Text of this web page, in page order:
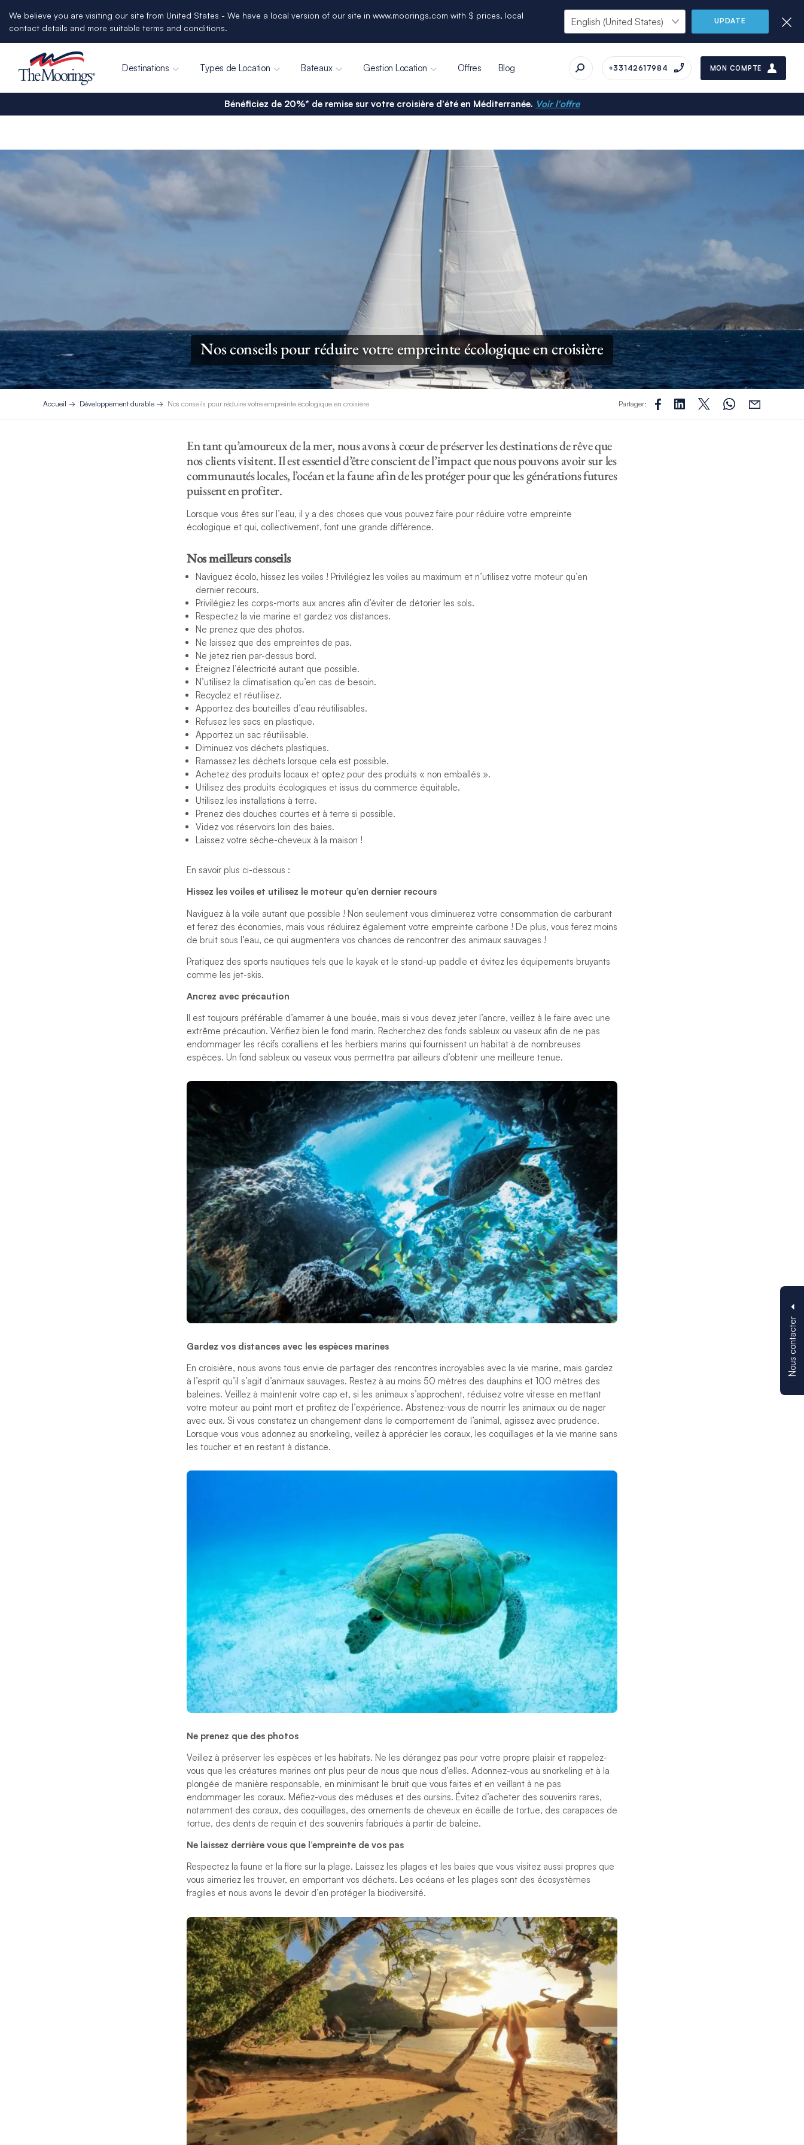
We believe you are visiting our site from United States - We have a local version of our site in www.moorings.com with $ prices, local
contact details and more suitable terms and conditions.
UPDATE
Destinations Types de Location Bateaux Gestion Location Offres Blog +33142617984 MON COMPTE
Nous contacter
Bénéficiez de 20%* de remise sur votre croisière d'été en Méditerranée. Voir l'offre
Nos conseils pour réduire votre empreinte écologique en croisière
Accueil Développement durable Nos conseils pour réduire votre empreinte écologique en croisière Partager:
En tant qu’amoureux de la mer, nous avons à cœur de préserver les destinations de rêve que
nos clients visitent. Il est essentiel d’être conscient de l’impact que nous pouvons avoir sur les
communautés locales, l’océan et la faune afin de les protéger pour que les générations futures
puissent en profiter.
Lorsque vous êtes sur l’eau, il y a des choses que vous pouvez faire pour réduire votre empreinte
écologique et qui, collectivement, font une grande différence.
Nos meilleurs conseils
Naviguez écolo, hissez les voiles ! Privilégiez les voiles au maximum et n’utilisez votre moteur qu’en
dernier recours.
Privilégiez les corps-morts aux ancres afin d’éviter de détorier les sols.
Respectez la vie marine et gardez vos distances.
Ne prenez que des photos.
Ne laissez que des empreintes de pas.
Ne jetez rien par-dessus bord.
Éteignez l’électricité autant que possible.
N’utilisez la climatisation qu’en cas de besoin.
Recyclez et réutilisez.
Apportez des bouteilles d’eau réutilisables.
Refusez les sacs en plastique.
Apportez un sac réutilisable.
Diminuez vos déchets plastiques.
Ramassez les déchets lorsque cela est possible.
Achetez des produits locaux et optez pour des produits « non emballés ».
Utilisez des produits écologiques et issus du commerce équitable.
Utilisez les installations à terre.
Prenez des douches courtes et à terre si possible.
Videz vos réservoirs loin des baies.
Laissez votre sèche-cheveux à la maison !
En savoir plus ci-dessous :
Hissez les voiles et utilisez le moteur qu’en dernier recours
Naviguez à la voile autant que possible ! Non seulement vous diminuerez votre consommation de carburant
et ferez des économies, mais vous réduirez également votre empreinte carbone ! De plus, vous ferez moins
de bruit sous l’eau, ce qui augmentera vos chances de rencontrer des animaux sauvages !
Pratiquez des sports nautiques tels que le kayak et le stand-up paddle et évitez les équipements bruyants
comme les jet-skis.
Ancrez avec précaution
Il est toujours préférable d’amarrer à une bouée, mais si vous devez jeter l’ancre, veillez à le faire avec une
extrême précaution. Vérifiez bien le fond marin. Recherchez des fonds sableux ou vaseux afin de ne pas
endommager les récifs coralliens et les herbiers marins qui fournissent un habitat à de nombreuses
espèces. Un fond sableux ou vaseux vous permettra par ailleurs d’obtenir une meilleure tenue.
Gardez vos distances avec les espèces marines
En croisière, nous avons tous envie de partager des rencontres incroyables avec la vie marine, mais gardez
à l’esprit qu’il s’agit d’animaux sauvages. Restez à au moins 50 mètres des dauphins et 100 mètres des
baleines. Veillez à maintenir votre cap et, si les animaux s’approchent, réduisez votre vitesse en mettant
votre moteur au point mort et profitez de l’expérience. Abstenez-vous de nourrir les animaux ou de nager
avec eux. Si vous constatez un changement dans le comportement de l’animal, agissez avec prudence.
Lorsque vous vous adonnez au snorkeling, veillez à apprécier les coraux, les coquillages et la vie marine sans
les toucher et en restant à distance.
Ne prenez que des photos
Veillez à préserver les espèces et les habitats. Ne les dérangez pas pour votre propre plaisir et rappelez-
vous que les créatures marines ont plus peur de nous que nous d’elles. Adonnez-vous au snorkeling et à la
plongée de manière responsable, en minimisant le bruit que vous faites et en veillant à ne pas
endommager les coraux. Méfiez-vous des méduses et des oursins. Évitez d’acheter des souvenirs rares,
notamment des coraux, des coquillages, des ornements de cheveux en écaille de tortue, des carapaces de
tortue, des dents de requin et des souvenirs fabriqués à partir de baleine.
Ne laissez derrière vous que l’empreinte de vos pas
Respectez la faune et la flore sur la plage. Laissez les plages et les baies que vous visitez aussi propres que
vous aimeriez les trouver, en emportant vos déchets. Les océans et les plages sont des écosystèmes
fragiles et nous avons le devoir d’en protéger la biodiversité.